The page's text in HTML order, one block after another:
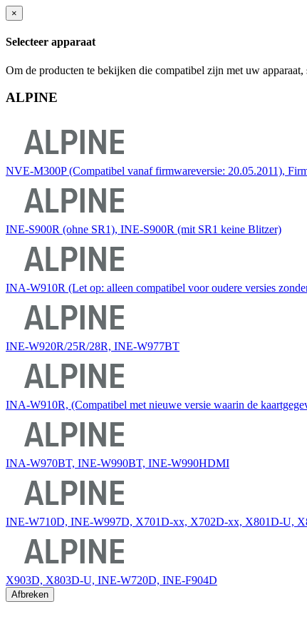
×
Selecteer apparaat
Om de producten te bekijken die compatibel zijn met uw apparaat,
ALPINE
NVE-M300P (Compatibel vanaf firmwareversie: 20.05.2011),
INE-S900R (ohne SR1), INE-S900R (mit SR1 keine Blitzer)
INA-W910R (Let op: alleen compatibel voor oudere versies
INE-W920R/25R/28R, INE-W977BT
INA-W910R, (Compatibel met nieuwe versie waarin de
INA-W970BT, INE-W990BT, INE-W990HDMI
INE-W710D, INE-W997D, X701D-xx, X702D-xx, X801D-U,
X903D, X803D-U, INE-W720D, INE-F904D
Afbreken